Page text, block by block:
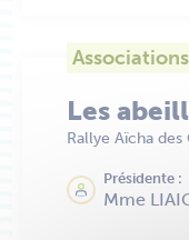
Associations
Les
Rallye Aïcha
Présidente :
Mme